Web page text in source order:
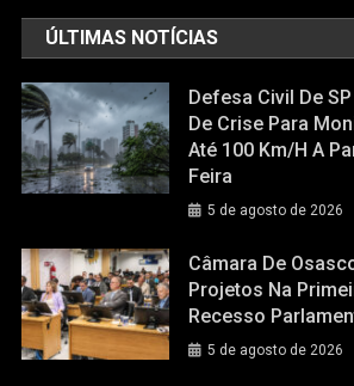
ÚLTIMAS NOTÍCIAS
Defesa Civil De
De Crise Para
Até 100 Km/h A
Feira
5 de agosto de 2026
Câmara De
Projetos Na
Recesso
5 de agosto de 2026